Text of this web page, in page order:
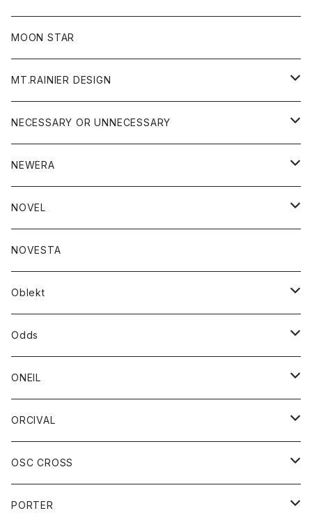
フリース
ジャケット
ニット
パンツ
帽子
MOON STAR
MT.RAINIER DESIGN
アウター
コート
ジャケット
アクセサリー
バッグ
グッズ
ウォレット
靴
トップス
ジャケット
シャツ
ボトム
ショートパンツ
パンツ
レディース
シャツ
Tシャツ
NECESSARY OR UNNECESSARY
アウター
コート
ジャケット
アクセサリー
バッグ
ブレスレット
グッズ
靴
ストール/マフラー
トップス
シャツ
シャツジャケット
ボトム
ショートパンツ
ジーンズ
NEWERA
帽子
NOVEL
トップス
カットソー
スエット
ボトム
NOVESTA
Oblekt
ボトム
ショートパンツ
パンツ
レディース
ボトム
Odds
帽子
ONEIL
スカート
ORCIVAL
アウター
コート
アクセサリー
OSC CROSS
ダウンジャケット
PORTER